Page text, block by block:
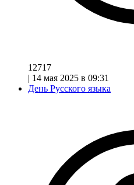
12717
| 14 мая 2025 в 09:31
День Русского языка